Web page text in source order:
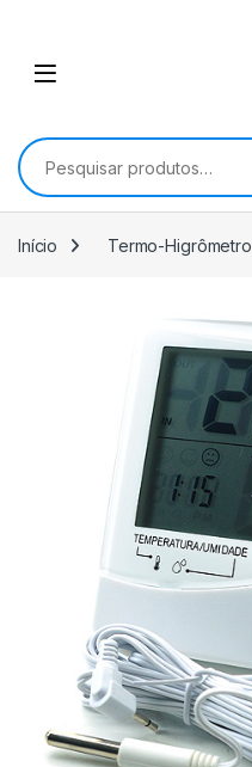
Pesquisar por:
Início Termo-Higrômetro